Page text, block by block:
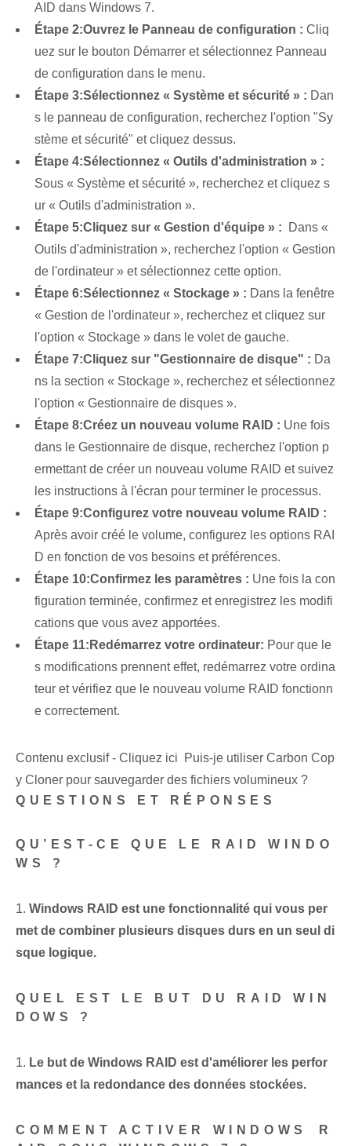
AID dans Windows 7.
Étape 2:Ouvrez le Panneau de configuration : Cliq
uez sur le bouton Démarrer et sélectionnez Panneau
de configuration dans le menu.
Étape 3:Sélectionnez « Système et sécurité » : Dan
s le panneau de configuration, recherchez l'option "Sy
stème et sécurité" et cliquez dessus.
Étape 4:Sélectionnez « Outils d'administration » :
Sous « Système et sécurité », recherchez⁣ et cliquez s
ur « Outils d'administration ».
Étape 5:Cliquez⁢ sur « Gestion d'équipe » : ⁢ Dans «
Outils d'administration », recherchez l'option « Gestion
de l'ordinateur » et sélectionnez cette option.
Étape 6:Sélectionnez « Stockage » : Dans la fenêtre
« Gestion de l'ordinateur », recherchez et cliquez sur
l'option « Stockage » dans le volet de gauche.
Étape 7:Cliquez sur "Gestionnaire de disque" : Da
ns la section « Stockage », recherchez et sélectionnez
l'option « Gestionnaire de disques ».
Étape 8:Créez un nouveau volume RAID : Une fois
dans le Gestionnaire de disque, recherchez l'option p
ermettant de créer un nouveau volume RAID et suivez
les instructions à l'écran pour terminer le processus.
Étape 9:Configurez votre nouveau volume RAID :
Après avoir créé ⁤le⁣ volume, configurez les options RAI
D en fonction de vos besoins et préférences.
Étape 10:Confirmez les paramètres : Une fois la con
figuration terminée, confirmez et enregistrez les modifi
cations que vous avez apportées.
Étape 11: Redémarrez votre ordinateur: Pour que le
s modifications prennent effet, redémarrez votre ordina
teur et vérifiez que le nouveau volume RAID fonctionn
e correctement.
Contenu exclusif - Cliquez ici Puis-je utiliser Carbon Cop
y Cloner pour sauvegarder des fichiers volumineux ?
QUESTIONS ET RÉPONSES
QU’EST-CE QUE LE RAID WINDO
WS ?
1. Windows RAID⁢ est une fonctionnalité qui vous per
met de combiner plusieurs disques durs en un seul di
sque logique.
QUEL EST LE BUT DU RAID WIN
DOWS ?
1. Le but de Windows RAID est d'améliorer les perfor
mances et la redondance des données stockées.
COMMENT ACTIVER WINDOWS ⁤R